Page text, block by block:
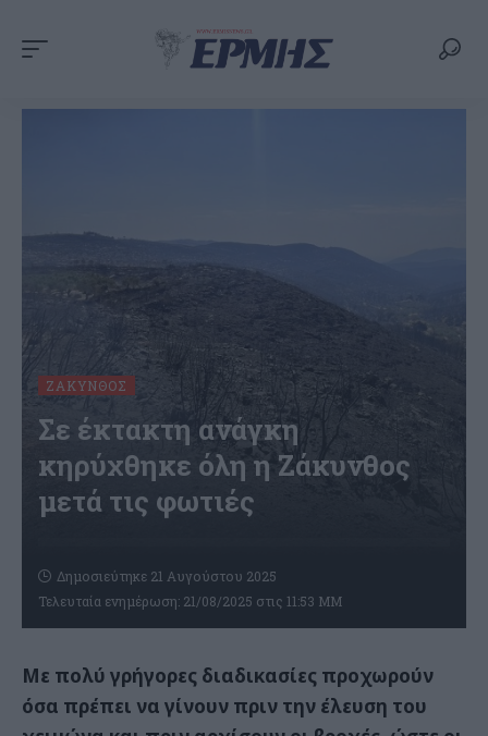
ΖΆΚΥΝΘΟΣ
Σε έκτακτη ανάγκη
κηρύχθηκε όλη η Ζάκυνθος
μετά τις φωτιές
Τελευταία ενημέρωση: 21/08/2025 στις 11:53 ΜΜ
Δημοσιεύτηκε 21 Αυγούστου 2025
Με πολύ γρήγορες διαδικασίες προχωρούν
όσα πρέπει να γίνουν πριν την έλευση του